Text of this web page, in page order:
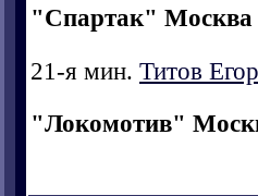
"Спартак" Москва
21-я мин. Титов Егор
"Локомотив"